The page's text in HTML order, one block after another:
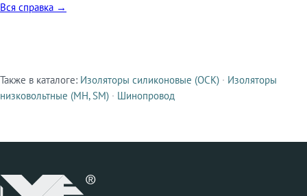
Вся справка →
Смежные продукты
Также в каталоге: Изоляторы силиконовые (ОСК) · Изоляторы
низковольтные (МН, SM) · Шинопровод